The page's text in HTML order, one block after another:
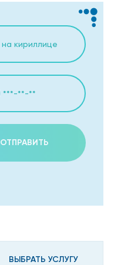
ОТПРАВИТЬ
ВЫБРАТЬ УСЛУГУ